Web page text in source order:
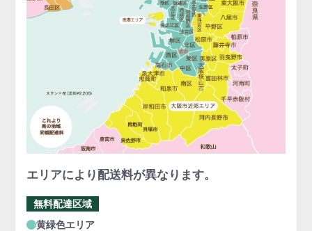
エリアにより配送料が異なります。
無料配達区域
黄緑色エリア